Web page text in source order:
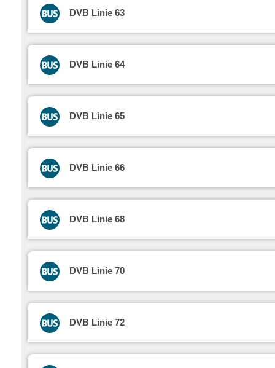
DVB Linie 63
DVB Linie 64
DVB Linie 65
DVB Linie 66
DVB Linie 68
DVB Linie 70
DVB Linie 72